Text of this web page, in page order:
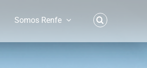
Somos Renfe